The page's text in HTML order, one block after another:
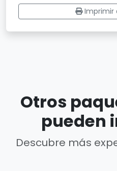
Imprimir
Otros
pueden
Descubre más